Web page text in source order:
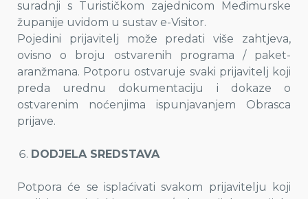
suradnji s Turističkom zajednicom Međimurske
županije uvidom u sustav e-Visitor.
Pojedini prijavitelj može predati više zahtjeva,
ovisno o broju ostvarenih programa / paket-
aranžmana. Potporu ostvaruje svaki prijavitelj koji
preda urednu dokumentaciju i dokaze o
ostvarenim noćenjima ispunjavanjem Obrasca
prijave.
DODJELA SREDSTAVA
Potpora će se isplaćivati svakom prijavitelju koji